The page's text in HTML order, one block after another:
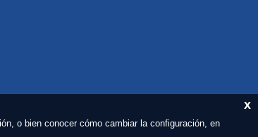
x
o bien conocer cómo cambiar la configuración, en